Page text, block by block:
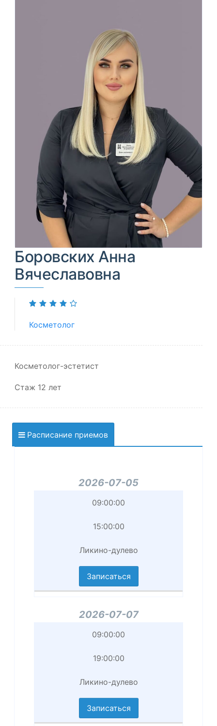
Боровских Анна
Вячеславовна
Косметолог
Косметолог-эстетист
Стаж 12 лет
Расписание приемов
2026-07-05
09:00:00
15:00:00
Ликино-дулево
Записаться
2026-07-07
09:00:00
19:00:00
Ликино-дулево
Записаться